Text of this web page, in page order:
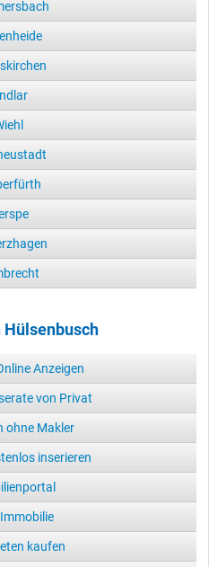
Anzeigen
von Privat
ohne Makler
inserieren
kaufen